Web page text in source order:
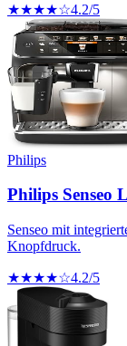
★★★★☆4.2/5
Philips
Philips Senseo
Senseo mit
Knopfdruck.
★★★★☆4.2/5